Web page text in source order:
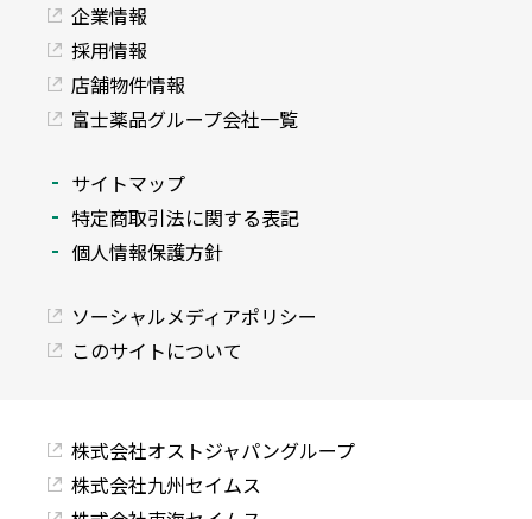
企業情報
採用情報
店舗物件情報
富士薬品グループ会社一覧
サイトマップ
特定商取引法に関する表記
個人情報保護方針
ソーシャルメディアポリシー
このサイトについて
株式会社オストジャパングループ
株式会社九州セイムス